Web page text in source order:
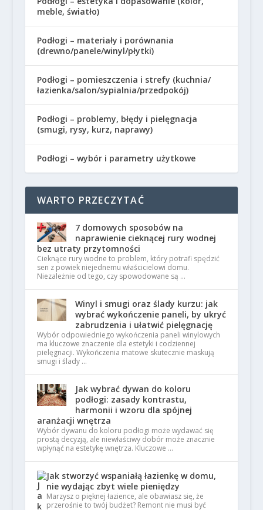
meble, światło)
Podłogi – materiały i porównania
(drewno/panele/winyl/płytki)
Podłogi – pomieszczenia i strefy (kuchnia/
łazienka/salon/sypialnia/przedpokój)
Podłogi – problemy, błędy i pielęgnacja
(smugi, rysy, kurz, naprawy)
Podłogi – wybór i parametry użytkowe
WARTO PRZECZYTAĆ
7 domowych sposobów na
naprawienie cieknącej rury wodnej
bez utraty przytomności
Cieknące rury wodne to problem, który potrafi spędzić
sen z powiek niejednemu właścicielowi domu.
Niezależnie od tego, czy spowodowane są …
Winyl i smugi oraz ślady kurzu: jak
wybrać wykończenie paneli, by ukryć
zabrudzenia i ułatwić pielęgnację
Wybór odpowiedniego wykończenia paneli winylowych
ma kluczowe znaczenie dla estetyki i codziennej
pielęgnacji. Wykończenia matowe skutecznie maskują
smugi i ślady …
Jak wybrać dywan do koloru
podłogi: zasady kontrastu,
harmonii i wzoru dla spójnej
aranżacji wnętrza
Wybór dywanu do koloru podłogi może wydawać się
prostą decyzją, ale niewłaściwy dobór może znacznie
wpłynąć na estetykę wnętrza. Kluczowe …
Jak stworzyć wspaniałą łazienkę w domu,
nie wydając zbyt wiele pieniędzy
Marzysz o pięknej łazience, ale obawiasz się, że
przerośnie to twój budżet? Remont nie musi być